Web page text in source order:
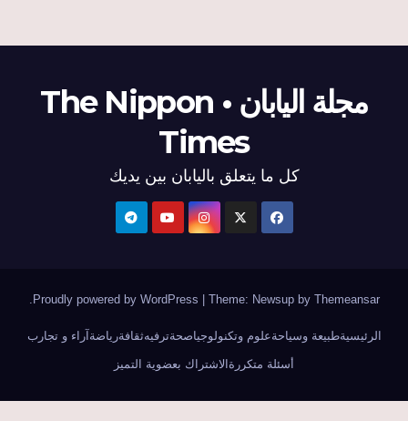
مجلة اليابان • The Nippon
Times
كل ما يتعلق باليابان بين يديك
Proudly powered by WordPress | Theme: Newsup by Themeansar
الرئيسيةطبيعة وسياحةعلوم وتكنولوجياصحةترفيهثقافةرياضة آراء و تجارب
أسئلة متكررة الاشتراك بعضوية التميز